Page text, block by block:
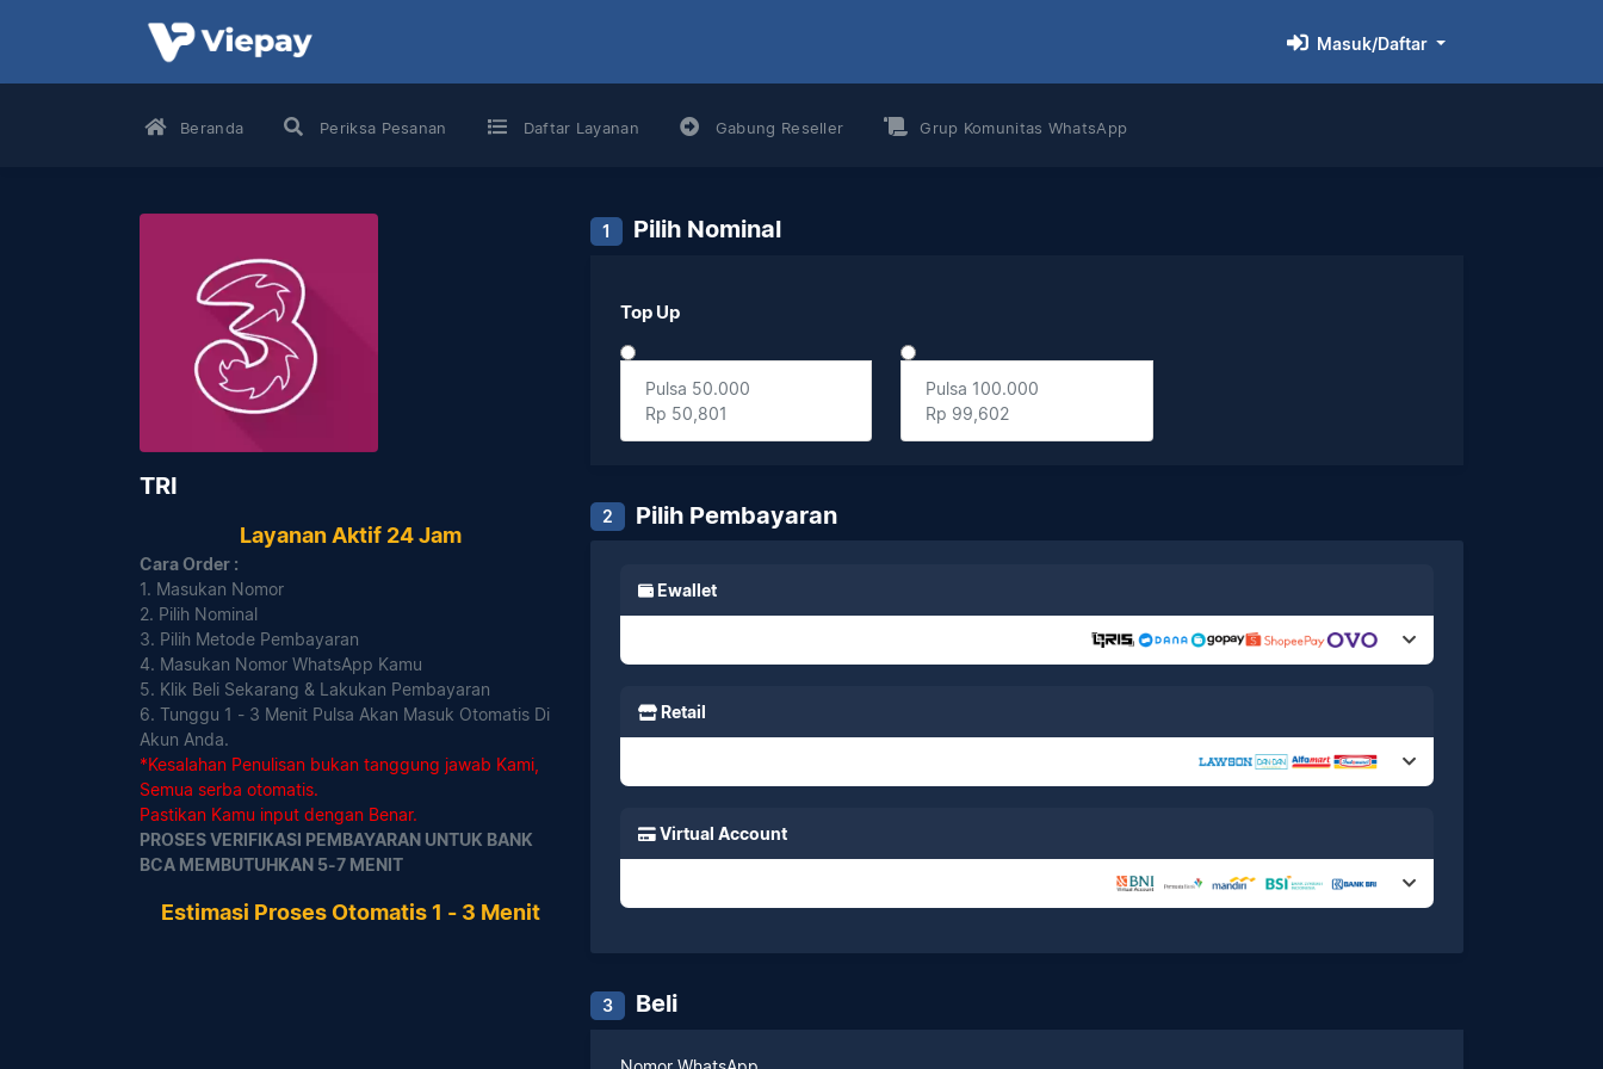
Masuk/Daftar
Beranda Periksa Pesanan Daftar Layanan Gabung Reseller Grup Komunitas WhatsApp
TRI
Layanan Aktif 24 Jam
Cara Order :
1. Masukan Nomor
2. Pilih Nominal
3. Pilih Metode Pembayaran
4. Masukan Nomor WhatsApp Kamu
5. Klik Beli Sekarang & Lakukan Pembayaran
6. Tunggu 1 - 3 Menit Pulsa Akan Masuk Otomatis Di
Akun Anda.
*Kesalahan Penulisan bukan tanggung jawab Kami,
Semua serba otomatis.
Pastikan Kamu input dengan Benar.
PROSES VERIFIKASI PEMBAYARAN UNTUK BANK
BCA MEMBUTUHKAN 5-7 MENIT
Estimasi Proses Otomatis 1 - 3 Menit
1 Pilih Nominal
Top Up
Pulsa 50.000
Rp 50,801
Pulsa 100.000
Rp 99,602
2 Pilih Pembayaran
Ewallet
Retail
Virtual Account
3 Beli